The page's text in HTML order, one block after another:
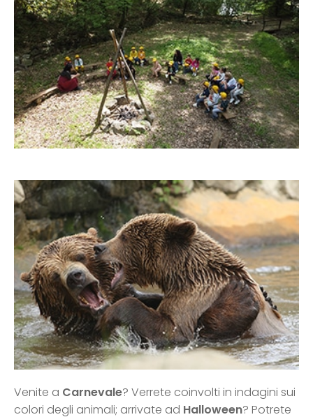
Venite a Carnevale? Verrete coinvolti in indagini sui
colori degli animali; arrivate ad Halloween? Potrete